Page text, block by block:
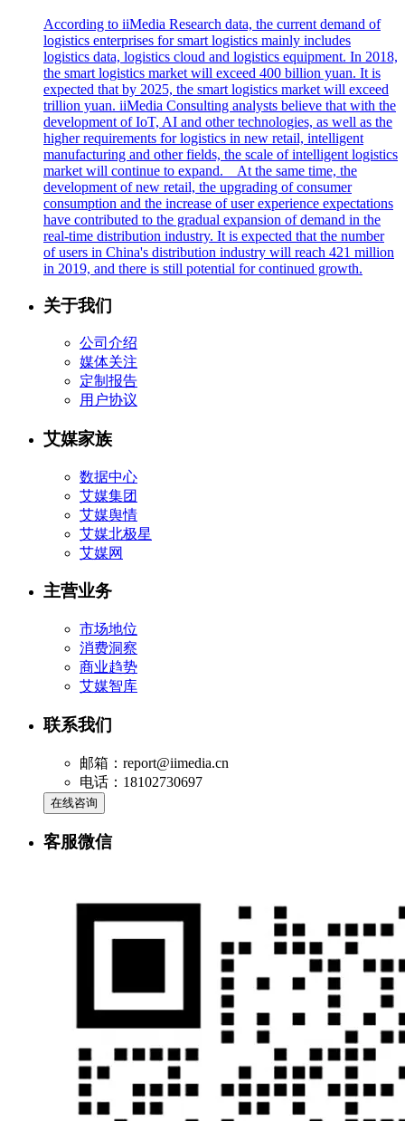
According to iiMedia Research data, the current demand of
logistics enterprises for smart logistics mainly includes
logistics data, logistics cloud and logistics equipment. In 2018,
the smart logistics market will exceed 400 billion yuan. It is
expected that by 2025, the smart logistics market will exceed
trillion yuan. iiMedia Consulting analysts believe that with the
development of IoT, AI and other technologies, as well as the
higher requirements for logistics in new retail, intelligent
manufacturing and other fields, the scale of intelligent logistics
market will continue to expand. At the same time, the
development of new retail, the upgrading of consumer
consumption and the increase of user experience expectations
have contributed to the gradual expansion of demand in the
real-time distribution industry. It is expected that the number
of users in China's distribution industry will reach 421 million
in 2019, and there is still potential for continued growth.
关于我们
公司介绍
媒体关注
定制报告
用户协议
艾媒家族
数据中心
艾媒集团
艾媒舆情
艾媒北极星
艾媒网
主营业务
市场地位
消费洞察
商业趋势
艾媒智库
联系我们
邮箱：report@iimedia.cn
电话：18102730697
在线咨询
客服微信